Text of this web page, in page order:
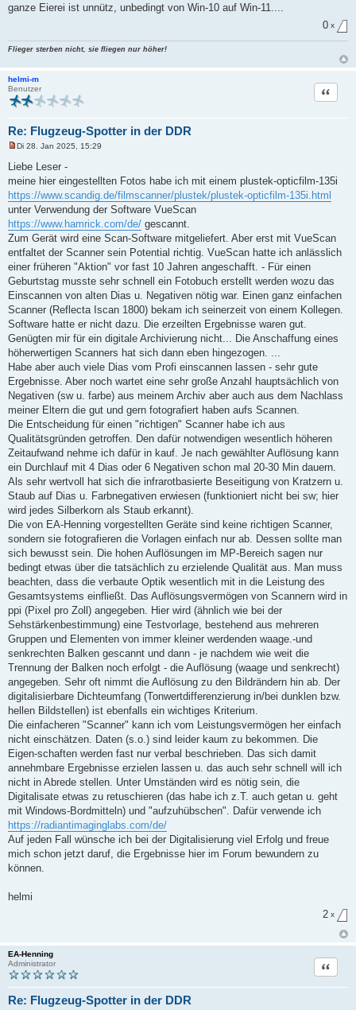
e
n
e
B
e
i
t
r
g
ganze Eierei ist unnütz, unbedingt von Win-10 auf Win-11....
0 x
Flieger sterben nicht, sie fliegen nur höher!
helmi-m
Benutzer
Re: Flugzeug-Spotter in der DDR
Zitat
n
g
e
l
e
s
e
n
e
r
B
e
i
t
r
a
g
Di 28. Jan 2025, 15:29
Liebe Leser -
meine hier eingestellten Fotos habe ich mit einem plustek-opticfilm-135i
https://www.scandig.de/filmscanner/plustek/plustek-opticfilm-135i.html
unter Verwendung der Software VueScan
https://www.hamrick.com/de/ gescannt.
Zum Gerät wird eine Scan-Software mitgeliefert. Aber erst mit VueScan
entfaltet der Scanner sein Potential richtig. VueScan hatte ich anlässlich
einer früheren "Aktion" vor fast 10 Jahren angeschafft. - Für einen
Geburtstag musste sehr schnell ein Fotobuch erstellt werden wozu das
Einscannen von alten Dias u. Negativen nötig war. Einen ganz einfachen
Scanner (Reflecta Iscan 1800) bekam ich seinerzeit von einem Kollegen.
Software hatte er nicht dazu. Die erzeilten Ergebnisse waren gut.
Genügten mir für ein digitale Archivierung nicht... Die Anschaffung eines
höherwertigen Scanners hat sich dann eben hingezogen. ...
Habe aber auch viele Dias vom Profi einscannen lassen - sehr gute
Ergebnisse. Aber noch wartet eine sehr große Anzahl hauptsächlich von
Negativen (sw u. farbe) aus meinem Archiv aber auch aus dem Nachlass
meiner Eltern die gut und gern fotografiert haben aufs Scannen.
Die Entscheidung für einen "richtigen" Scanner habe ich aus
Qualitätsgründen getroffen. Den dafür notwendigen wesentlich höheren
Zeitaufwand nehme ich dafür in kauf. Je nach gewählter Auflösung kann
ein Durchlauf mit 4 Dias oder 6 Negativen schon mal 20-30 Min dauern.
Als sehr wertvoll hat sich die infrarotbasierte Beseitigung von Kratzern u.
Staub auf Dias u. Farbnegativen erwiesen (funktioniert nicht bei sw; hier
wird jedes Silberkorn als Staub erkannt).
Die von EA-Henning vorgestellten Geräte sind keine richtigen Scanner,
sondern sie fotografieren die Vorlagen einfach nur ab. Dessen sollte man
sich bewusst sein. Die hohen Auflösungen im MP-Bereich sagen nur
bedingt etwas über die tatsächlich zu erzielende Qualität aus. Man muss
beachten, dass die verbaute Optik wesentlich mit in die Leistung des
Gesamtsystems einfließt. Das Auflösungsvermögen von Scannern wird in
ppi (Pixel pro Zoll) angegeben. Hier wird (ähnlich wie bei der
Sehstärkenbestimmung) eine Testvorlage, bestehend aus mehreren
Gruppen und Elementen von immer kleiner werdenden waage.-und
senkrechten Balken gescannt und dann - je nachdem wie weit die
Trennung der Balken noch erfolgt - die Auflösung (waage und senkrecht)
angegeben. Sehr oft nimmt die Auflösung zu den Bildrändern hin ab. Der
digitalisierbare Dichteumfang (Tonwertdifferenzierung in/bei dunklen bzw.
hellen Bildstellen) ist ebenfalls ein wichtiges Kriterium.
Die einfacheren "Scanner" kann ich vom Leistungsvermögen her einfach
nicht einschätzen. Daten (s.o.) sind leider kaum zu bekommen. Die
Eigen-schaften werden fast nur verbal beschrieben. Das sich damit
annehmbare Ergebnisse erzielen lassen u. das auch sehr schnell will ich
nicht in Abrede stellen. Unter Umständen wird es nötig sein, die
Digitalisate etwas zu retuschieren (das habe ich z.T. auch getan u. geht
mit Windows-Bordmitteln) und "aufzuhübschen". Dafür verwende ich
https://radiantimaginglabs.com/de/
Auf jeden Fall wünsche ich bei der Digitalisierung viel Erfolg und freue
mich schon jetzt daruf, die Ergebnisse hier im Forum bewundern zu
können.
helmi
2 x
EA-Henning
Administrator
Re: Flugzeug-Spotter in der DDR
Zitat